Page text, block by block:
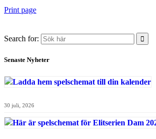
Print page
Search for:
Senaste Nyheter
30 juli, 2026